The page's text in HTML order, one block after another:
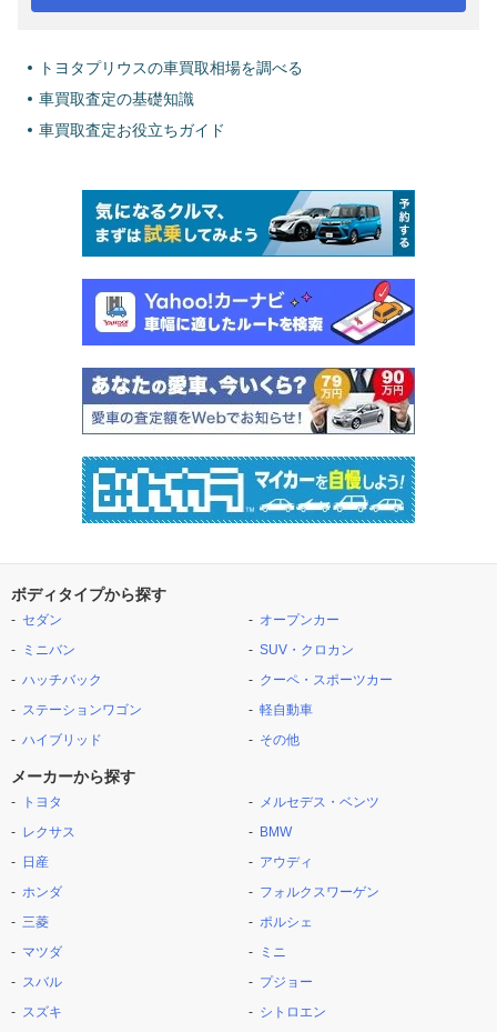
トヨタプリウスの車買取相場を調べる
車買取査定の基礎知識
車買取査定お役立ちガイド
ボディタイプから探す
セダン
ミニバン
ハッチバック
ステーションワゴン
ハイブリッド
オープンカー
SUV・クロカン
クーペ・スポーツカー
軽自動車
その他
メーカーから探す
トヨタ
レクサス
日産
ホンダ
三菱
マツダ
スバル
スズキ
メルセデス・ベンツ
BMW
アウディ
フォルクスワーゲン
ポルシェ
ミニ
プジョー
シトロエン